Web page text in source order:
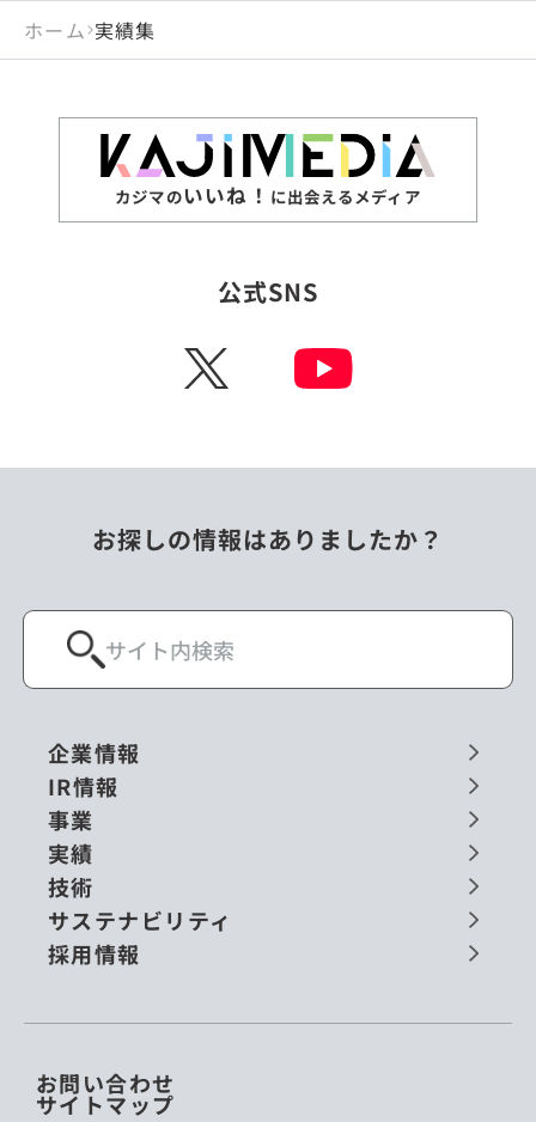
ホーム 実績集
カジマのいいね！ に出会えるメディア
公式SNS
X
お探しの情報はありましたか？
企業情報
IR情報
事業
実績
技術
サステナビリティ
採用情報
お問い合わせ
サイトマップ